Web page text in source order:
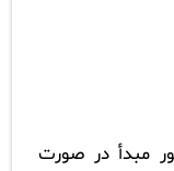
مبدأ در صورت